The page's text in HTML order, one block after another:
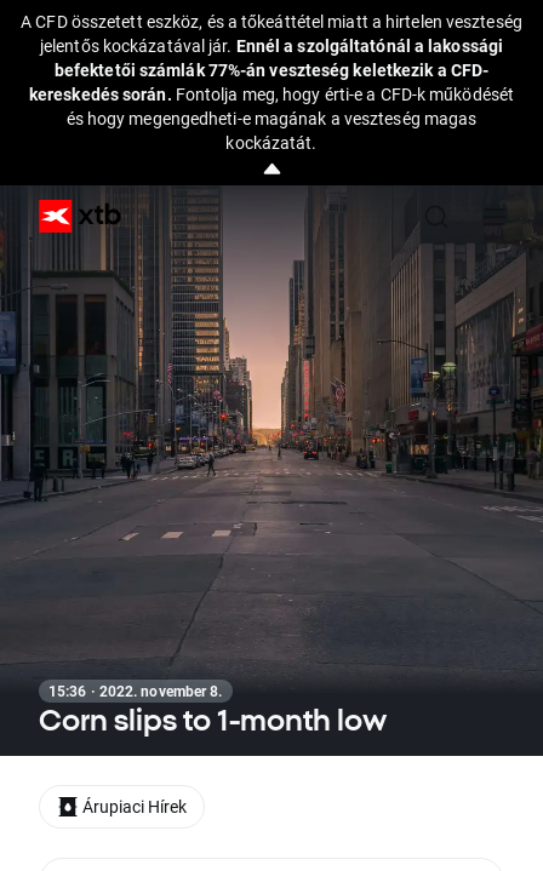
A CFD összetett eszköz, és a tőkeáttétel miatt a hirtelen veszteség
jelentős kockázatával jár. Ennél a szolgáltatónál a lakossági
befektetői számlák 77%-án veszteség keletkezik a CFD-
kereskedés során. Fontolja meg, hogy érti-e a CFD-k működését
és hogy megengedheti-e magának a veszteség magas
kockázatát.
15:36 · 2022. november 8.
Corn slips to 1-month low
Árupiaci Hírek